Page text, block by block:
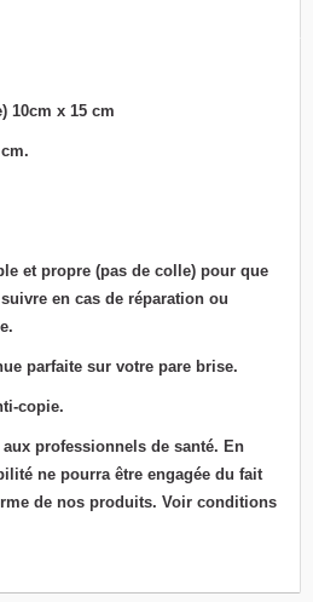
10cm x 15 cm
et propre (pas de colle) pour que
en cas de réparation ou
parfaite sur votre pare brise.
copie.
professionnels de santé. En
ne pourra être engagée du fait
de nos produits. Voir conditions